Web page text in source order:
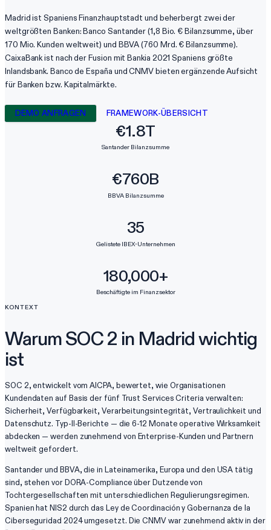
Madrid ist Spaniens Finanzhauptstadt und beherbergt zwei der
weltgrößten Banken: Banco Santander (1,8 Bio. € Bilanzsumme, über
170 Mio. Kunden weltweit) und BBVA (760 Mrd. € Bilanzsumme).
CaixaBank ist nach der Fusion mit Bankia 2021 Spaniens größte
Inlandsbank. Banco de España und CNMV bieten ergänzende Aufsicht
für Banken bzw. Kapitalmärkte.
DEMO ANFRAGEN FRAMEWORK-ÜBERSICHT
€1.8T
Santander Bilanzsumme
€760B
BBVA Bilanzsumme
35
Gelistete IBEX-Unternehmen
180,000+
Beschäftigte im Finanzsektor
KONTEXT
Warum SOC 2 in Madrid wichtig
ist
SOC 2, entwickelt vom AICPA, bewertet, wie Organisationen
Kundendaten auf Basis der fünf Trust Services Criteria verwalten:
Sicherheit, Verfügbarkeit, Verarbeitungsintegrität, Vertraulichkeit und
Datenschutz. Typ-II-Berichte — die 6-12 Monate operative Wirksamkeit
abdecken — werden zunehmend von Enterprise-Kunden und Partnern
weltweit gefordert.
Santander und BBVA, die in Lateinamerika, Europa und den USA tätig
sind, stehen vor DORA-Compliance über Dutzende von
Tochtergesellschaften mit unterschiedlichen Regulierungsregimen.
Spanien hat NIS2 durch das Ley de Coordinación y Gobernanza de la
Ciberseguridad 2024 umgesetzt. Die CNMV war zunehmend aktiv in der